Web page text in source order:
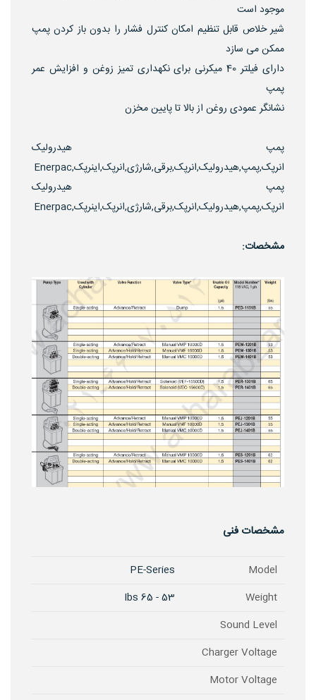
موجود است
شیر خلاص قابل تنظیم امکان کنترل فشار را بدون باز کردن پمپ
ممکن می سازد
دارای فیلتر 40 میکرنی برای نکهداری تمیز زوغن و افزایش عمر
پمپ
نشانگر عمودی روغن از بالا تا پایین مخزن
پمپ هیدرولیک
انرپک,پمپ,هیدرولیک,انرپک,برقی,شارژی,انرپک,اینرپک,Enerpac
پمپ هیدرولیک
انرپک,پمپ,هیدرولیک,انرپک,برقی,شارژی,انرپک,اینرپک,Enerpac
مشخصات:
مشخصات فنی
Model
PE-Series
Weight
53 - 65 Ibs
Sound Level
Charger Voltage
Motor Voltage